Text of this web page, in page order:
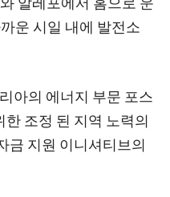
운 시일 내에 발전소
아의 에너지 부문 포스
조정 된 지역 노력의
금 지원 이니셔티브의